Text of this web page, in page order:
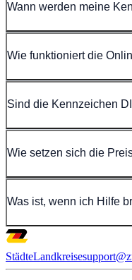
Wann werden meine
Wie funktioniert die
Sind die Kennzeichen
Wie setzen sich die
Was ist, wenn ich Hilfe
StädteLandkreise